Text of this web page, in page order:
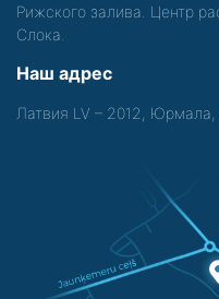
Рижского залива. Центр
Слока.
Наш адрес
Латвия LV – 2012, Юрмала,